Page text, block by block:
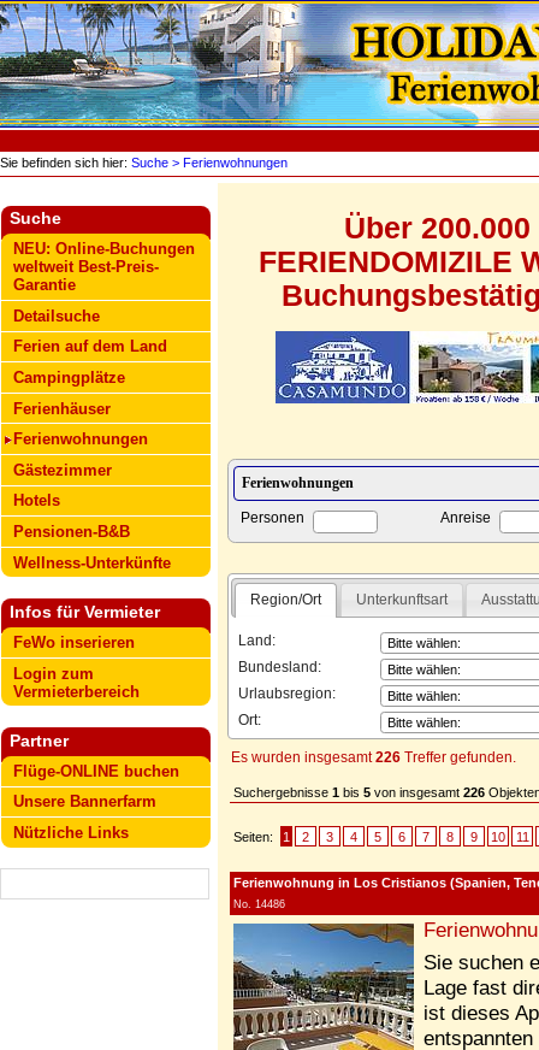
Sie befinden sich hier: Suche > Ferienwohnungen
Suche
NEU: Online-Buchungen
weltweit Best-Preis-
Garantie
Detailsuche
Ferien auf dem Land
Campingplätze
Ferienhäuser
Ferienwohnungen
Gästezimmer
Hotels
Pensionen-B&B
Wellness-Unterkünfte
Infos für Vermieter
FeWo inserieren
Login zum
Vermieterbereich
Partner
Flüge-ONLINE buchen
Unsere Bannerfarm
Nützliche Links
Über
FERIENDOMIZILE
Personen Anreise
Region/Ort Unterkunftsart
Land:
Bundesland:
Urlaubsregion:
Ort:
Es wurden insgesamt226 Treffer gefunden.
Suchergebnisse 1 bis 5 von insgesamt 226
Seiten: 1 2 3 4 5 6 7 8 9 10 11
Ferienwohnung in Los Cristianos (Spanien,
No. 14486
Sie suchen
Lage fast
ist dieses